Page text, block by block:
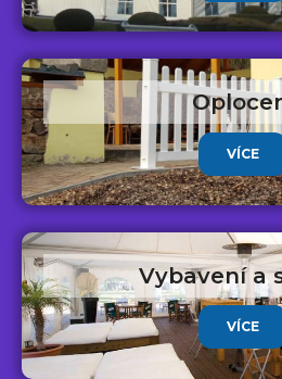
VÍCE
Vybavení a
VÍCE